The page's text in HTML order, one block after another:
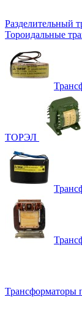
Разделительный
Тороидальные
ТОРЭЛ